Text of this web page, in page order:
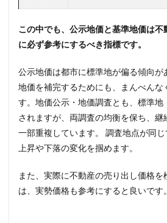
この中でも、公示地価と基準地価は
に必ず参考にするべき指標です。
公示地価は都市に標準地が偏る傾向が
地価を補完するためにも、まんべんな
す。地価公示・地価調査とも、標準地
されますが、両調査の均衡を保ち、継
一部重複しています。 調査地点が同
上昇や下落の変化を掴めます。
また、実際に不動産の売り出し価格
は、実勢価格も参考にすると良いです。